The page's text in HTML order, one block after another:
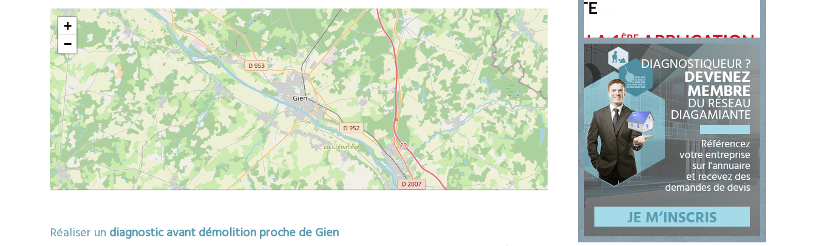
+
−
Réaliser un diagnostic avant démolition proche de Gien